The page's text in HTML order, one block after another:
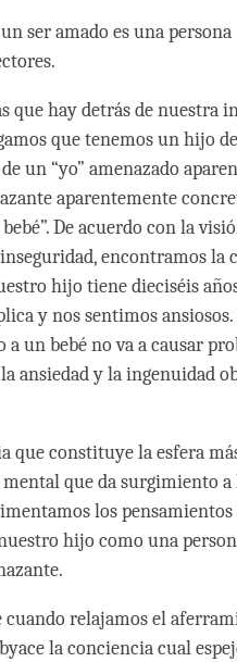
ser amado es una persona
que hay detrás de nuestra
que tenemos un hijo
un “yo” amenazado
aparentemente
De acuerdo con la
encontramos la
hijo tiene dieciséis
y nos sentimos
un bebé no va a causar
ansiedad y la ingenuidad
que constituye la esfera
que da surgimiento
los
hijo como una
relajamos el
la conciencia cual